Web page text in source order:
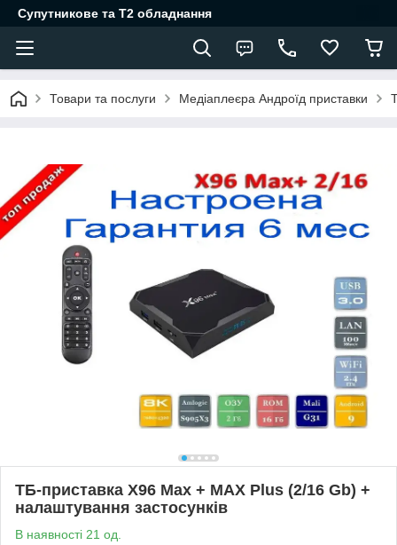
Супутникове та Т2 обладнання
Товари та послуги Медіаплеєра Андроїд приставки
ТБ-приставка X96 Max + MAX Plus (2/16 Gb) +
налаштування застосунків
В наявності 21 од.